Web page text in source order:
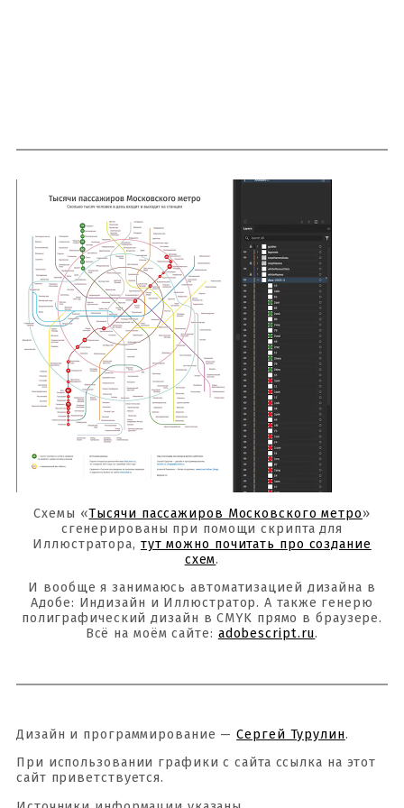
Схемы «Тысячи пассажиров Московского метро»
сгенерированы при помощи скрипта для
Иллюстратора, тут можно почитать про создание
схем.
И вообще я занимаюсь автоматизацией дизайна в
Адобе: Индизайн и Иллюстратор. А также генерю
полиграфический дизайн в CMYK прямо в браузере.
Всё на моём сайте: adobescript.ru.
Дизайн и программирование —Сергей Турулин.
При использовании графики с сайта ссылка на этот
сайт приветствуется.